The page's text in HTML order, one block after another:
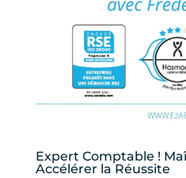
Expert Comptable !
Accélérer la Réussite